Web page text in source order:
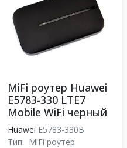
MiFi роутер Huawei
E5783-330 LTE7
Mobile WiFi черный
Huawei E5783-330B
Тип: MiFi роутер